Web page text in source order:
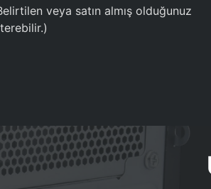
veya satın almış olduğunuz